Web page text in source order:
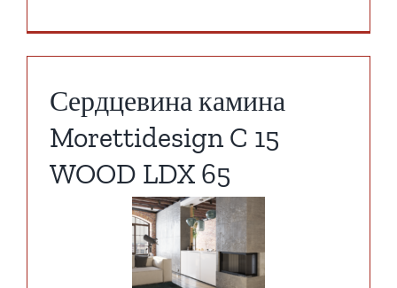
Сердцевина камина
Morettidesign C 15
WOOD LDX 65